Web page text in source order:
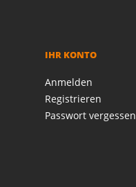
IHR KONTO
Anmelden
Registrieren
Passwort vergessen